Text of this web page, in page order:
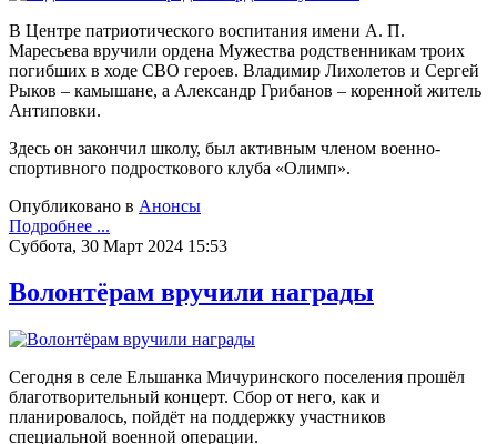
В Центре патриотического воспитания имени А. П.
Маресьева вручили ордена Мужества родственникам троих
погибших в ходе СВО героев. Владимир Лихолетов и Сергей
Рыков – камышане, а Александр Грибанов – коренной житель
Антиповки.
Здесь он закончил школу, был активным членом военно-
спортивного подросткового клуба «Олимп».
Опубликовано в Анонсы
Подробнее ...
Суббота, 30 Март 2024 15:53
Волонтёрам вручили награды
Сегодня в селе Ельшанка Мичуринского поселения прошёл
благотворительный концерт. Сбор от него, как и
планировалось, пойдёт на поддержку участников
специальной военной операции.